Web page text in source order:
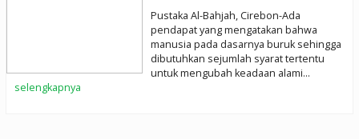
Pustaka Al-Bahjah, Cirebon-Ada
pendapat yang mengatakan bahwa
manusia pada dasarnya buruk sehingga
dibutuhkan sejumlah syarat tertentu
untuk mengubah keadaan alami...
selengkapnya